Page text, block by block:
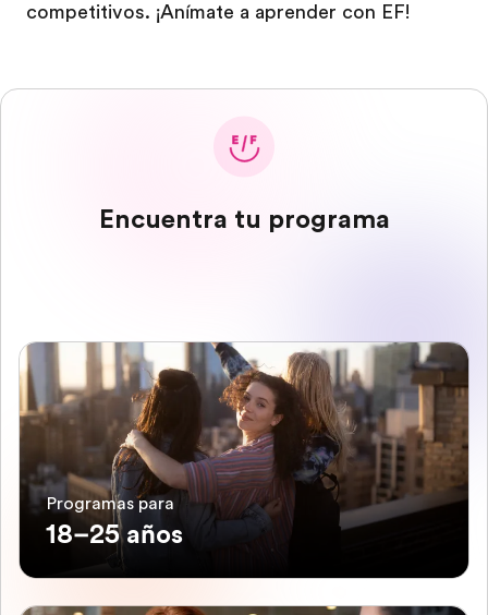
competitivos. ¡Anímate a aprender con EF!
Encuentra tu programa
Programas para
18–25 años